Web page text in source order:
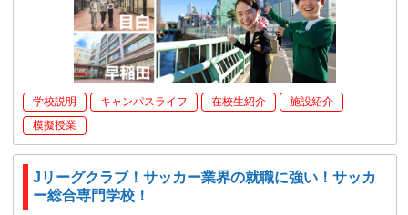
学校説明 キャンパスライフ 在校生紹介
施設紹介
模擬授業
Jリーグクラブ！サッカー業界の就職に強い！サッカ
ー総合専門学校！